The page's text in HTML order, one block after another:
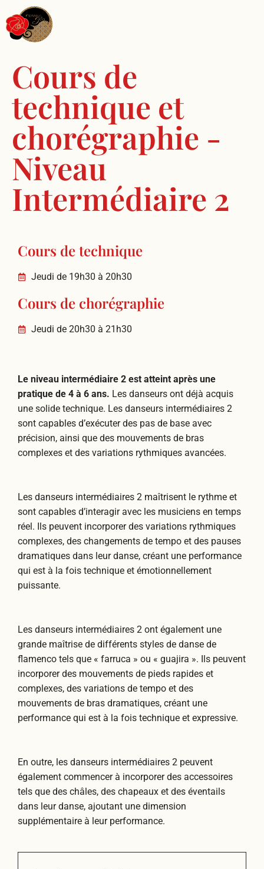
Cours de
technique et
chorégraphie -
Niveau
Intermédiaire 2
Cours de technique
Jeudi de 19h30 à 20h30
Cours de chorégraphie
Jeudi de 20h30 à 21h30
Le niveau intermédiaire 2 est atteint après une
pratique de 4 à 6 ans. Les danseurs ont déjà acquis
une solide technique. Les danseurs intermédiaires 2
sont capables d’exécuter des pas de base avec
précision, ainsi que des mouvements de bras
complexes et des variations rythmiques avancées.
Les danseurs intermédiaires 2 maîtrisent le rythme et
sont capables d’interagir avec les musiciens en temps
réel. Ils peuvent incorporer des variations rythmiques
complexes, des changements de tempo et des pauses
dramatiques dans leur danse, créant une performance
qui est à la fois technique et émotionnellement
puissante.
Les danseurs intermédiaires 2 ont également une
grande maîtrise de différents styles de danse de
flamenco tels que « farruca » ou « guajira ». Ils peuvent
incorporer des mouvements de pieds rapides et
complexes, des variations de tempo et des
mouvements de bras dramatiques, créant une
performance qui est à la fois technique et expressive.
En outre, les danseurs intermédiaires 2 peuvent
également commencer à incorporer des accessoires
tels que des châles, des chapeaux et des éventails
dans leur danse, ajoutant une dimension
supplémentaire à leur performance.